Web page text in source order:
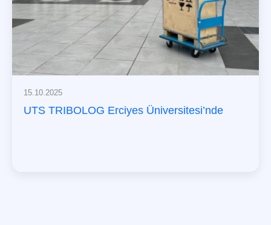
15.10.2025
UTS TRIBOLOG Erciyes Üniversitesi’nde